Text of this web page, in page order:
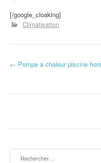
[/google_cloaking]
Climatisation
Navigation
← Pompe a chaleur piscine